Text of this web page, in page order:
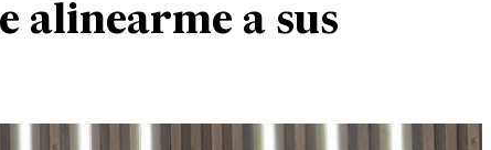
alinearme a sus